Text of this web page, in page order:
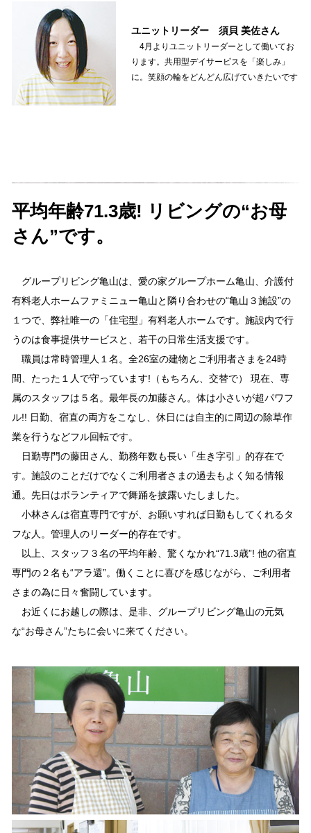
ユニットリーダー 須貝 美佐さん
4月よりユニットリーダーとして働いてお
ります。共用型デイサービスを「楽しみ」
に。笑顔の輪をどんどん広げていきたいです
平均年齢71.3歳! リビングの“お母
さん”です。
グループリビング亀山は、愛の家グループホーム亀山、介護付
有料老人ホームファミニュー亀山と隣り合わせの“亀山３施設”の
１つで、弊社唯一の「住宅型」有料老人ホームです。施設内で行
うのは食事提供サービスと、若干の日常生活支援です。
職員は常時管理人１名。全26室の建物とご利用者さまを24時
間、たった１人で守っています!（もちろん、交替で） 現在、専
属のスタッフは５名。最年長の加藤さん。体は小さいが超パワフ
ル!! 日勤、宿直の両方をこなし、休日には自主的に周辺の除草作
業を行うなどフル回転です。
日勤専門の藤田さん、勤務年数も長い「生き字引」的存在で
す。施設のことだけでなくご利用者さまの過去もよく知る情報
通。先日はボランティアで舞踊を披露いたしました。
小林さんは宿直専門ですが、お願いすれば日勤もしてくれるタ
フな人。管理人のリーダー的存在です。
以上、スタッフ３名の平均年齢、驚くなかれ“71.3歳”! 他の宿直
専門の２名も“アラ還”。働くことに喜びを感じながら、ご利用者
さまの為に日々奮闘しています。
お近くにお越しの際は、是非、グループリビング亀山の元気
な“お母さん”たちに会いに来てください。